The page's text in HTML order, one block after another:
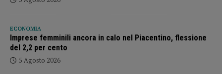
ECONOMIA
Imprese femminili ancora in calo nel Piacentino, flessione
del 2,2 per cento
5 Agosto 2026